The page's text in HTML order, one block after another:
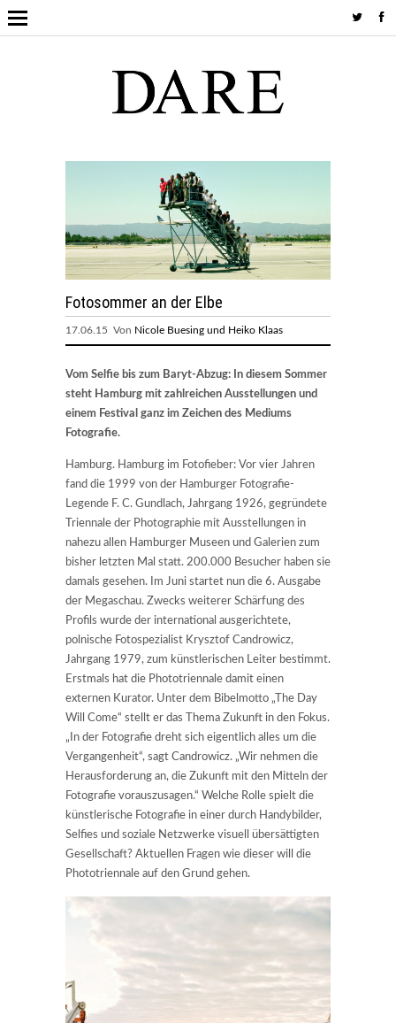
Fotosommer an der Elbe
17.06.15 Von Nicole Buesing und Heiko Klaas
Vom Selfie bis zum Baryt-Abzug: In diesem Sommer
steht Hamburg mit zahlreichen Ausstellungen und
einem Festival ganz im Zeichen des Mediums
Fotografie.
Hamburg. Hamburg im Fotofieber: Vor vier Jahren
fand die 1999 von der Hamburger Fotografie-
Legende F. C. Gundlach, Jahrgang 1926, gegründete
Triennale der Photographie mit Ausstellungen in
nahezu allen Hamburger Museen und Galerien zum
bisher letzten Mal statt. 200.000 Besucher haben sie
damals gesehen. Im Juni startet nun die 6. Ausgabe
der Megaschau. Zwecks weiterer Schärfung des
Profils wurde der international ausgerichtete,
polnische Fotospezialist Krysztof Candrowicz,
Jahrgang 1979, zum künstlerischen Leiter bestimmt.
Erstmals hat die Phototriennale damit einen
externen Kurator. Unter dem Bibelmotto „The Day
Will Come“ stellt er das Thema Zukunft in den Fokus.
„In der Fotografie dreht sich eigentlich alles um die
Vergangenheit“, sagt Candrowicz. „Wir nehmen die
Herausforderung an, die Zukunft mit den Mitteln der
Fotografie vorauszusagen.“ Welche Rolle spielt die
künstlerische Fotografie in einer durch Handybilder,
Selfies und soziale Netzwerke visuell übersättigten
Gesellschaft? Aktuellen Fragen wie dieser will die
Phototriennale auf den Grund gehen.